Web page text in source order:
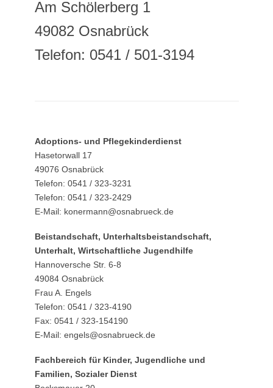
Am Schölerberg 1
49082 Osnabrück
Telefon: 0541 / 501-3194
Adoptions- und Pflegekinderdienst
Hasetorwall 17
49076 Osnabrück
Telefon: 0541 / 323-3231
Telefon: 0541 / 323-2429
E-Mail: konermann@osnabrueck.de
Beistandschaft, Unterhaltsbeistandschaft,
Unterhalt, Wirtschaftliche Jugendhilfe
Hannoversche Str. 6-8
49084 Osnabrück
Frau A. Engels
Telefon: 0541 / 323-4190
Fax: 0541 / 323-154190
E-Mail: engels@osnabrueck.de
Fachbereich für Kinder, Jugendliche und
Familien, Sozialer Dienst